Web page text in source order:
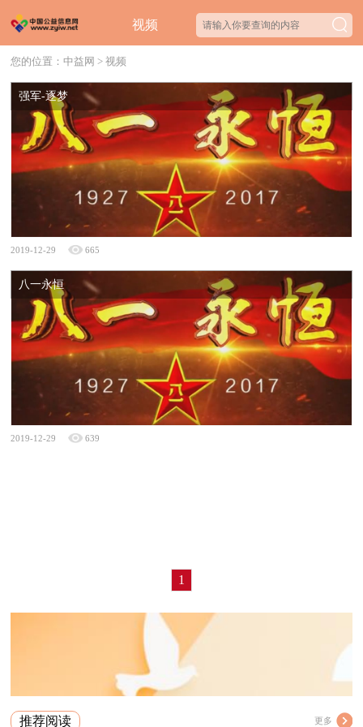
视频
您的位置：中益网 >视频
强军-逐梦
2019-12-29 665
八一永恒
2019-12-29 639
1
推荐阅读 更多